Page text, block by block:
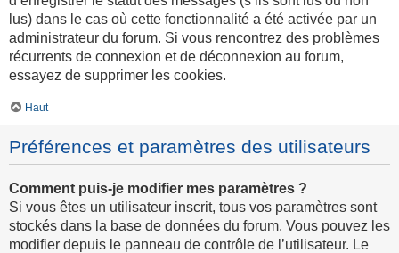
lus) dans le cas où cette fonctionnalité a été activée par un
administrateur du forum. Si vous rencontrez des problèmes
récurrents de connexion et de déconnexion au forum,
essayez de supprimer les cookies.
Haut
Préférences et paramètres des utilisateurs
Comment puis-je modifier mes paramètres ?
Si vous êtes un utilisateur inscrit, tous vos paramètres sont
stockés dans la base de données du forum. Vous pouvez les
modifier depuis le panneau de contrôle de l’utilisateur. Le